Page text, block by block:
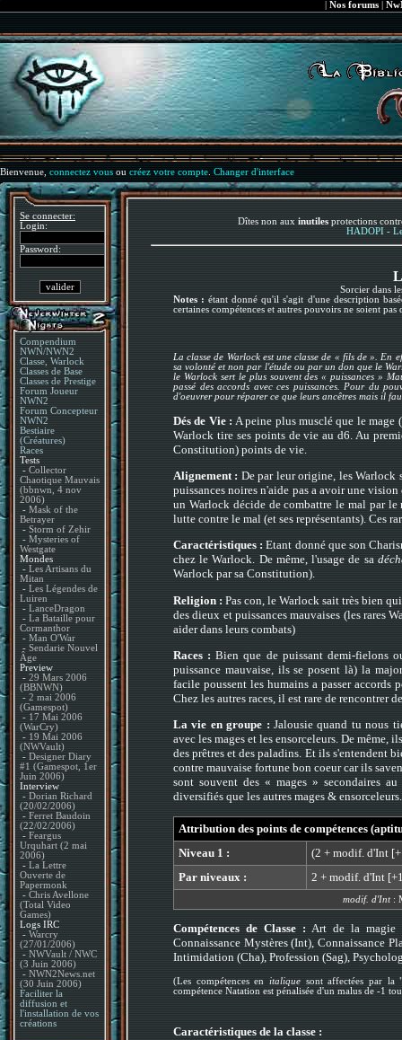
Nos forums|
Bienvenue, connectez vous ou créez votre compte Changer d'interface
Se connecter:
Login:
Password:
Compendium
NWN/NWN2
Classe, Warlock
Classes de Base
Classes de Prestige
Forum Joueur
NWN2
Forum Concepteur
NWN2
Bestiaire
(Créatures)
Races
Tests
- Collector
Chaotique Mauvais
(bbnwn, 4 nov
2006)
- Mask of the
Betrayer
- Storm of Zehir
- Mysteries of
Westgate
Mondes
- Les Artisans du
Mitan
- Les Légendes de
Luiren
- LanceDragon
- La Bataille pour
Cormanthor
- Man O'War
- Sendarie Nouvel
Âge
Preview
- 29 Mars 2006
(BBNWN)
- 2 mai 2006
(Gamespot)
- 17 Mai 2006
(WarCry)
- 19 Mai 2006
(NWVault)
- Designer Diary
#1 (Gamespot, 1er
Juin 2006)
Interview
- Dorian Richard
(20/02/2006)
- Ferret Baudoin
(22/02/2006)
- Feargus
Urquhart (2 mai
2006)
- La Lettre
Ouverte de
Papermonk
- Chris Avellone
(Total Video
Games)
Logs IRC
- Warcry
(27/01/2006)
- NWVault / NWC
(3 Juin 2006)
- NWN2News.net
(30 Juin 2006)
Faciliter la
diffusion et
l'installation de vos
créations
Dîtes non aux inutiles protections
HADOPI -
Sorcier dans
Notes : étant donné qu'il s'agit d'une description
certaines compétences et autres pouvoirs ne soient pas
La classe de Warlock est une classe de « fils de ». En
sa volonté et non par l'étude ou par un don que le
le Warlock sert le plus souvent des « puissances »
passé des accords avec ces puissances. Pour du
d'oeuvrer pour réparer ce que leurs ancêtres mais il
Dés de Vie : A peine plus musclé que le
Warlock tire ses points de vie au d6. Au
Constitution) points de vie.
Alignement : De par leur origine, les Warlock
puissances noires n'aide pas a avoir une
un Warlock décide de combattre le mal par
lutte contre le mal (et ses représentants). Ces
Caractéristiques : Etant donné que son
chez le Warlock. De même, l'usage de sa
Warlock par sa Constitution).
Religion : Pas con, le Warlock sait très bien
des dieux et puissances mauvaises (les rares
aider dans leurs combats)
Races : Bien que de puissant demi-fielons
puissance mauvaise, ils se posent là) la
facile poussent les humains a passer accords
Chez les autres races, il est rare de rencontrer
La vie en groupe :Jalousie quand tu nous
avec les mages et les ensorceleurs. De même,
des prêtres et des paladins. Et ils s'entendent
contre mauvaise fortune bon coeur car ils
sont souvent des « mages » secondaires
diversifiés que les autres mages & ensorceleurs.
Attribution des points de compétences
Niveau 1 :
(2 + modif. d'Int
Par niveaux :
2 + modif. d'Int
modif. d'Int :
Compétences de Classe : Art de la magie
Connaissance Mystères (Int), Connaissance
Intimidation (Cha), Profession (Sag),
(Les compétences en italiquesont affectées par la
compétence Natation est pénalisée d'un malus de -1
Caractéristiques de la classe :